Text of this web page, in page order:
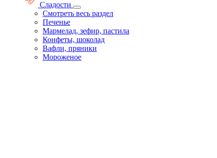
Сладости
Смотреть весь раздел
Печенье
Мармелад, зефир, пастила
Конфеты, шоколад
Вафли, пряники
Мороженое